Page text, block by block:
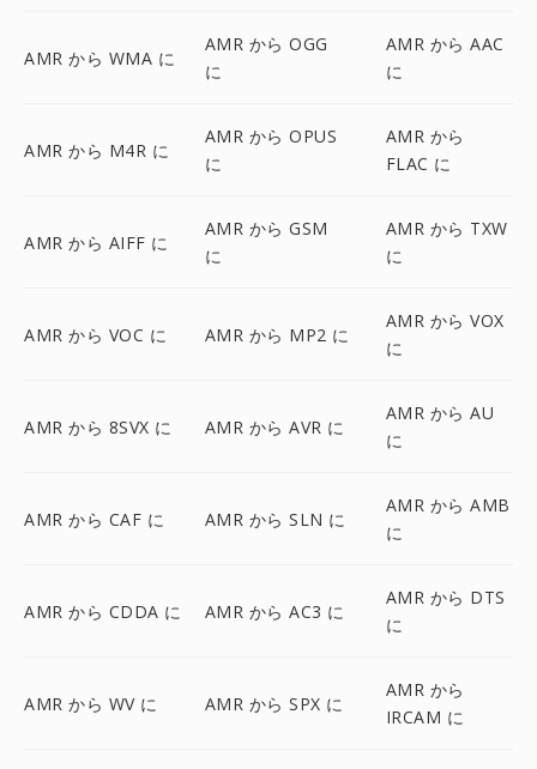
AMR から WMA に
AMR から OGG
に
AMR から AAC
に
AMR から M4R に
AMR から OPUS
に
AMR から
FLAC に
AMR から AIFF に
AMR から GSM
に
AMR から TXW
に
AMR から VOC に AMR から MP2 に
AMR から VOX
に
AMR から 8SVX に AMR から AVR に
AMR から AU
に
AMR から CAF に AMR から SLN に
AMR から AMB
に
AMR から CDDA に AMR から AC3 に
AMR から DTS
に
AMR から WV に AMR から SPX に
AMR から
IRCAM に